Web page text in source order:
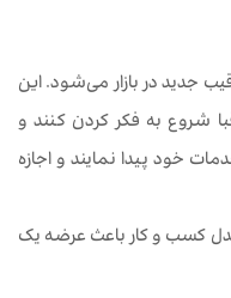
جدید در بازار می‌شود. این
شروع به فکر کردن کنند و
خود پیدا نمایند و اجازه
مدل کسب و کار باعث عرضه یک